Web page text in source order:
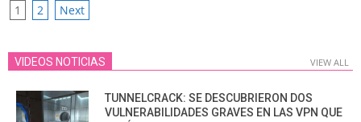
POSTS
1 2 Next
VIDEOS NOTICIAS VIEW ALL
TUNNELCRACK: SE DESCUBRIERON DOS
VULNERABILIDADES GRAVES EN LAS VPN QUE